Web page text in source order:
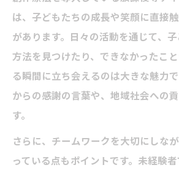
は、子どもたちの成長や笑顔に直接
があります。日々の活動を通じて、
方法を見つけたり、できなかったこ
る瞬間に立ち会えるのは大きな魅力
からの感謝の言葉や、地域社会への
す。
さらに、チームワークを大切にしな
っている点もポイントです。未経験